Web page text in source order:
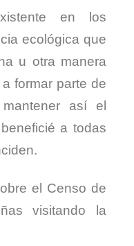
en los
ecológica que
u otra manera
formar parte de
así el
a todas
el Censo de
visitando la